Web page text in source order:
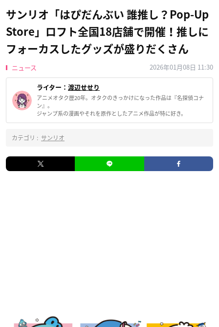
サンリオ「はぴだんぶい 誰推し？Pop-Up
Store」ロフト全国18店舗で開催！推しに
フォーカスしたグッズが盛りだくさん
ニュース 2026年01月08日 11:30
ライター： 渡辺せせり
アニメオタク歴20年。オタクのきっかけになった作品は『名探偵コナ
ン』。
ジャンプ系の漫画やそれを原作としたアニメ作品が特に好き。
カテゴリ : サンリオ